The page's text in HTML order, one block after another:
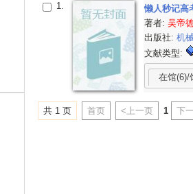
1.
懒人秒记高
著者:吴帝
出版社:机
文献类型:
在馆(6)/
共 1 页 首页 <上一页 1 下